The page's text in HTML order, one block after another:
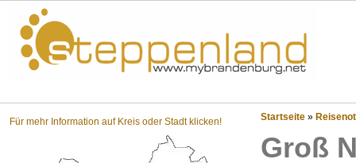
Für mehr Information auf Kreis oder Stadt klicken! Startseite »
Groß